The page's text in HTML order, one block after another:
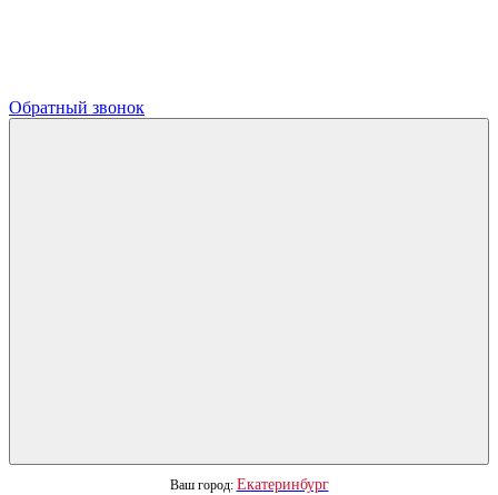
Обратный звонок
Ваш город: Екатеринбург